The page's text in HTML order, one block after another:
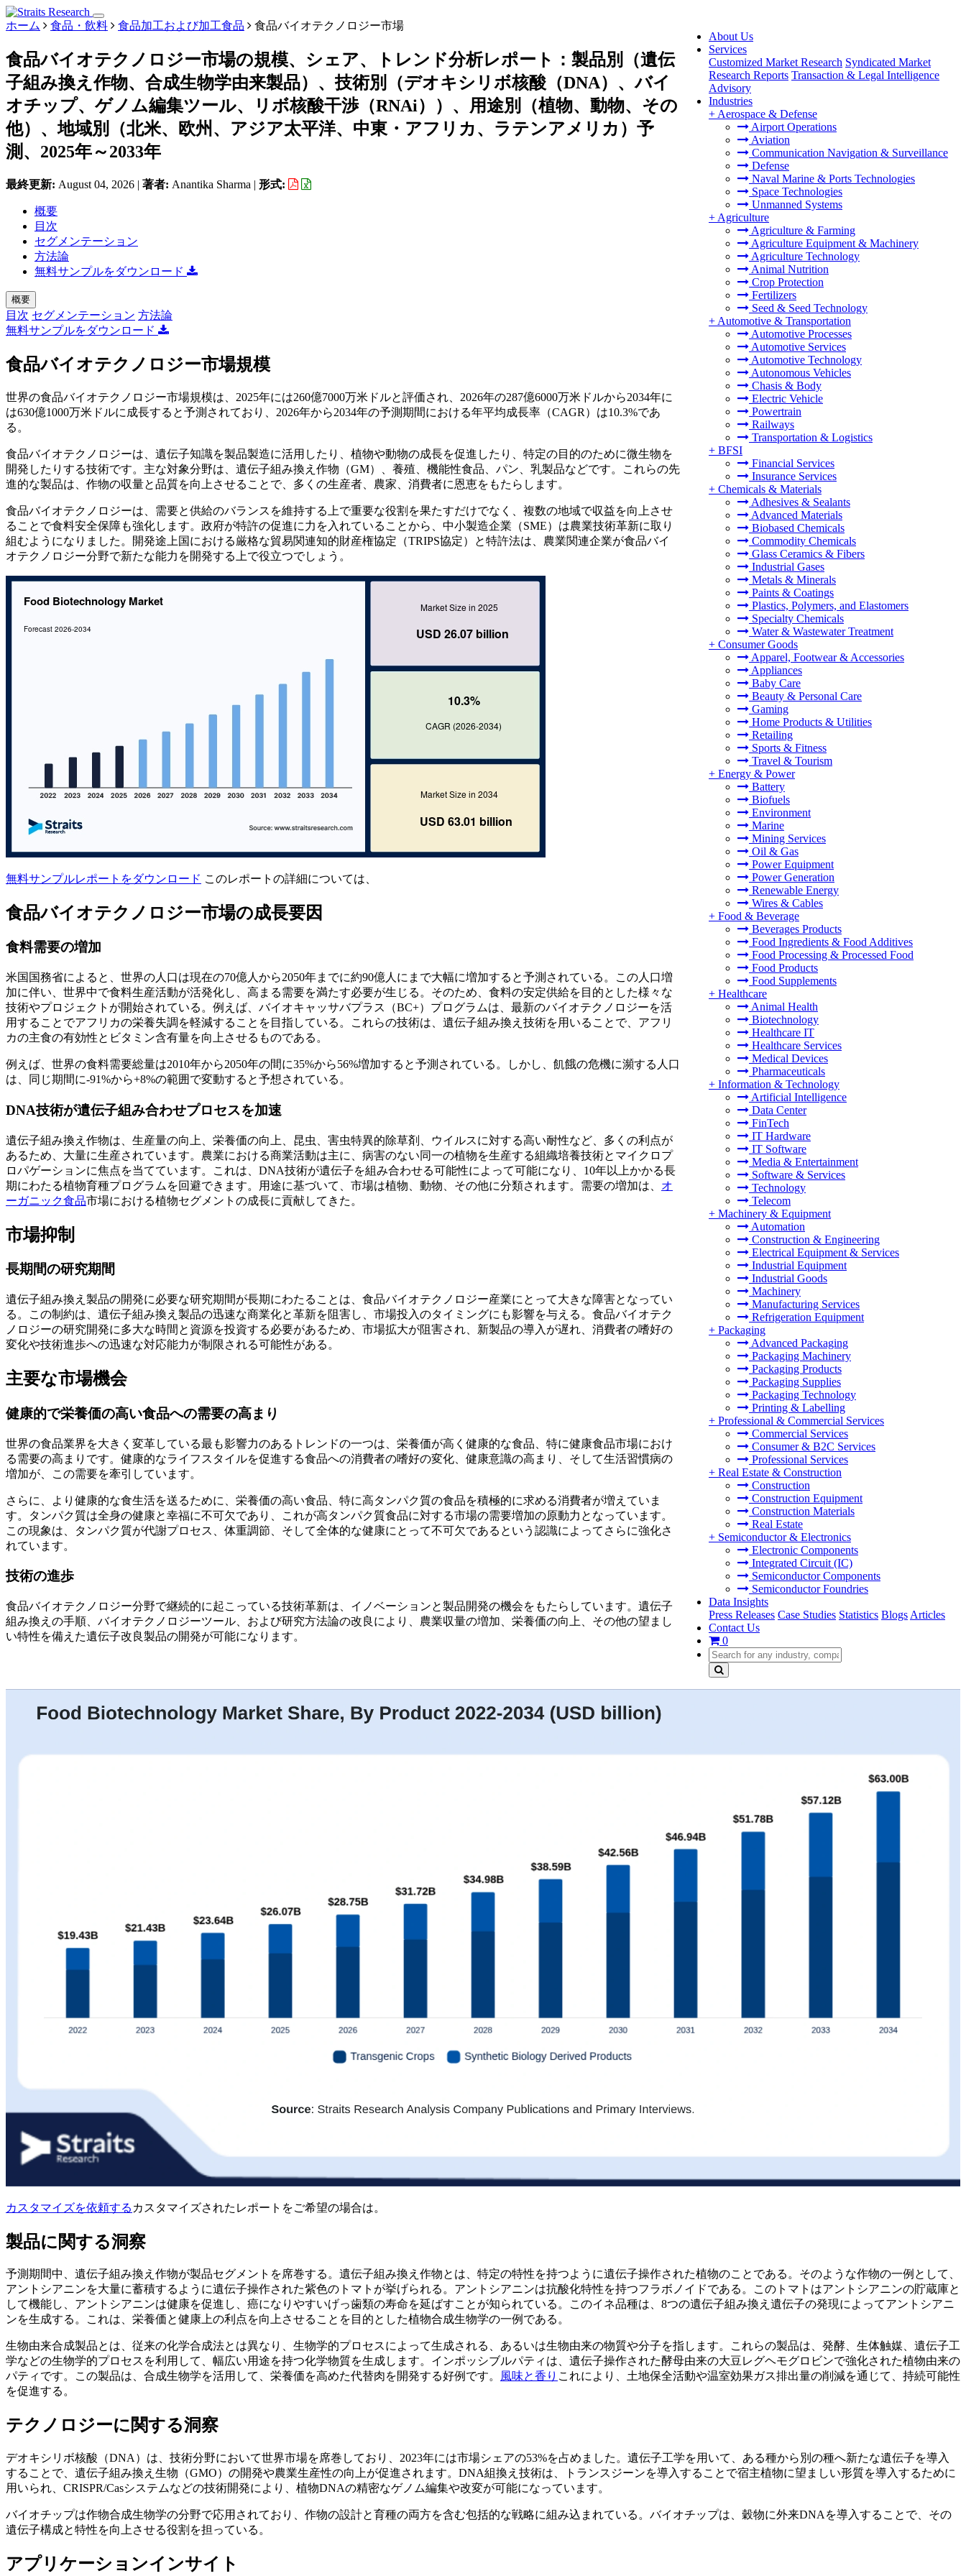
About Us
Services
Customized Market Research Syndicated Market
Research Reports Transaction & Legal Intelligence
Advisory
Industries
+ Aerospace & Defense
Airport Operations
Aviation
Communication Navigation & Surveillance
Defense
Naval Marine & Ports Technologies
Space Technologies
Unmanned Systems
+ Agriculture
Agriculture & Farming
Agriculture Equipment & Machinery
Agriculture Technology
Animal Nutrition
Crop Protection
Fertilizers
Seed & Seed Technology
+ Automotive & Transportation
Automotive Processes
Automotive Services
Automotive Technology
Autonomous Vehicles
Chasis & Body
Electric Vehicle
Powertrain
Railways
Transportation & Logistics
+ BFSI
Financial Services
Insurance Services
+ Chemicals & Materials
Adhesives & Sealants
Advanced Materials
Biobased Chemicals
Commodity Chemicals
Glass Ceramics & Fibers
Industrial Gases
Metals & Minerals
Paints & Coatings
Plastics, Polymers, and Elastomers
Specialty Chemicals
Water & Wastewater Treatment
+ Consumer Goods
Apparel, Footwear & Accessories
Appliances
Baby Care
Beauty & Personal Care
Gaming
Home Products & Utilities
Retailing
Sports & Fitness
Travel & Tourism
+ Energy & Power
Battery
Biofuels
Environment
Marine
Mining Services
Oil & Gas
Power Equipment
Power Generation
Renewable Energy
Wires & Cables
+ Food & Beverage
Beverages Products
Food Ingredients & Food Additives
Food Processing & Processed Food
Food Products
Food Supplements
+ Healthcare
Animal Health
Biotechnology
Healthcare IT
Healthcare Services
Medical Devices
Pharmaceuticals
+ Information & Technology
Artificial Intelligence
Data Center
FinTech
IT Hardware
IT Software
Media & Entertainment
Software & Services
Technology
Telecom
+ Machinery & Equipment
Automation
Construction & Engineering
Electrical Equipment & Services
Industrial Equipment
Industrial Goods
Machinery
Manufacturing Services
Refrigeration Equipment
+ Packaging
Advanced Packaging
Packaging Machinery
Packaging Products
Packaging Supplies
Packaging Technology
Printing & Labelling
+ Professional & Commercial Services
Commercial Services
Consumer & B2C Services
Professional Services
+ Real Estate & Construction
Construction
Construction Equipment
Construction Materials
Real Estate
+ Semiconductor & Electronics
Electronic Components
Integrated Circuit (IC)
Semiconductor Components
Semiconductor Foundries
Data Insights
Press Releases Case Studies Statistics Blogs Articles
Contact Us
0
ホーム 食品・飲料 食品加工および加工食品 食品バイオテクノロジー市場
食品バイオテクノロジー市場の規模、シェア、トレンド分析レポート：製品別（遺伝
子組み換え作物、合成生物学由来製品）、技術別（デオキシリボ核酸（DNA）、バイ
オチップ、ゲノム編集ツール、リボ核酸干渉（RNAi））、用途別（植物、動物、その
他）、地域別（北米、欧州、アジア太平洋、中東・アフリカ、ラテンアメリカ）予
測、2025年～2033年
最終更新: August 04, 2026 | 著者: Anantika Sharma | 形式:
概要
目次
セグメンテーション
方法論
無料サンプルをダウンロード
概要
目次 セグメンテーション 方法論
無料サンプルをダウンロード
食品バイオテクノロジー市場規模
世界の食品バイオテクノロジー市場規模は、2025年には260億7000万米ドルと評価され、2026年の287億6000万米ドルから2034年に
は630億1000万米ドルに成長すると予測されており、2026年から2034年の予測期間における年平均成長率（CAGR）は10.3%であ
る。
食品バイオテクノロジーは、遺伝子知識を製品製造に活用したり、植物や動物の成長を促進したり、特定の目的のために微生物を
開発したりする技術です。主な対象分野は、遺伝子組み換え作物（GM）、養殖、機能性食品、パン、乳製品などです。これらの先
進的な製品は、作物の収量と品質を向上させることで、多くの生産者、農家、消費者に恩恵をもたらします。
食品バイオテクノロジーは、需要と供給のバランスを維持する上で重要な役割を果たすだけでなく、複数の地域で収益を向上させ
ることで食料安全保障も強化します。政府が特許の促進に力を入れていることから、中小製造企業（SME）は農業技術革新に取り
組むようになりました。開発途上国における厳格な貿易関連知的財産権協定（TRIPS協定）と特許法は、農業関連企業が食品バイ
オテクノロジー分野で新たな能力を開発する上で役立つでしょう。
無料サンプルレポートをダウンロード このレポートの詳細については、
食品バイオテクノロジー市場の成長要因
食料需要の増加
米国国務省によると、世界の人口は現在の70億人から2050年までに約90億人にまで大幅に増加すると予測されている。この人口増
加に伴い、世界中で食料生産活動が活発化し、高まる需要を満たす必要が生じる。そのため、食料の安定供給を目的とした様々な
技術やプロジェクトが開始されている。例えば、バイオキャッサバプラス（BC+）プログラムは、最新のバイオテクノロジーを活
用することでアフリカの栄養失調を軽減することを目指している。これらの技術は、遺伝子組み換え技術を用いることで、アフリ
カの主食の有効性とビタミン含有量を向上させるものである。
例えば、世界の食料需要総量は2010年から2050年の間に35%から56%増加すると予測されている。しかし、飢餓の危機に瀕する人口
は、同じ期間に-91%から+8%の範囲で変動すると予想されている。
DNA技術が遺伝子組み合わせプロセスを加速
遺伝子組み換え作物は、生産量の向上、栄養価の向上、昆虫、害虫特異的除草剤、ウイルスに対する高い耐性など、多くの利点が
あるため、大量に生産されています。農業における商業活動は主に、病害のない同一の植物を生産する組織培養技術とマイクロプ
ロパゲーションに焦点を当てています。これは、DNA技術が遺伝子を組み合わせる可能性によって可能になり、10年以上かかる長
期にわたる植物育種プログラムを回避できます。用途に基づいて、市場は植物、動物、その他に分類されます。需要の増加は、 オ
ーガニック食品市場における植物セグメントの成長に貢献してきた。
市場抑制
長期間の研究期間
遺伝子組み換え製品の開発に必要な研究期間が長期にわたることは、食品バイオテクノロジー産業にとって大きな障害となってい
る。この制約は、遺伝子組み換え製品の迅速な商業化と革新を阻害し、市場投入のタイミングにも影響を与える。食品バイオテク
ノロジーの研究開発に多大な時間と資源を投資する必要があるため、市場拡大が阻害され、新製品の導入が遅れ、消費者の嗜好の
変化や技術進歩への迅速な対応能力が制限される可能性がある。
主要な市場機会
健康的で栄養価の高い食品への需要の高まり
世界の食品業界を大きく変革している最も影響力のあるトレンドの一つは、栄養価が高く健康的な食品、特に健康食品市場におけ
る需要の高まりです。健康的なライフスタイルを促進する食品への消費者の嗜好の変化、健康意識の高まり、そして生活習慣病の
増加が、この需要を牽引しています。
さらに、より健康的な食生活を送るために、栄養価の高い食品、特に高タンパク質の食品を積極的に求める消費者が増えていま
す。タンパク質は全身の健康と幸福に不可欠であり、これが高タンパク質食品に対する市場の需要増加の原動力となっています。
この現象は、タンパク質が代謝プロセス、体重調節、そして全体的な健康にとって不可欠であるという認識によってさらに強化さ
れています。
技術の進歩
食品バイオテクノロジー分野で継続的に起こっている技術革新は、イノベーションと製品開発の機会をもたらしています。遺伝子
組み換えの手順、バイオテクノロジーツール、および研究方法論の改良により、農業収量の増加、栄養価の向上、その他の望まし
い特性を備えた遺伝子改良製品の開発が可能になります。
カスタマイズを依頼する カスタマイズされたレポートをご希望の場合は。
製品に関する洞察
予測期間中、遺伝子組み換え作物が製品セグメントを席巻する。遺伝子組み換え作物とは、特定の特性を持つように遺伝子操作された植物のことである。そのような作物の一例として、
アントシアニンを大量に蓄積するように遺伝子操作された紫色のトマトが挙げられる。アントシアニンは抗酸化特性を持つフラボノイドである。このトマトはアントシアニンの貯蔵庫と
して機能し、アントシアニンは健康を促進し、癌になりやすいげっ歯類の寿命を延ばすことが知られている。このイネ品種は、8つの遺伝子組み換え遺伝子の発現によってアントシアニ
ンを生成する。これは、栄養価と健康上の利点を向上させることを目的とした植物合成生物学の一例である。
生物由来合成製品とは、従来の化学合成法とは異なり、生物学的プロセスによって生成される、あるいは生物由来の物質や分子を指します。これらの製品は、発酵、生体触媒、遺伝子工
学などの生物学的プロセスを利用して、幅広い用途を持つ化学物質を生成します。インポッシブルパティは、遺伝子操作された酵母由来の大豆レグヘモグロビンで強化された植物由来の
パティです。この製品は、合成生物学を活用して、栄養価を高めた代替肉を開発する好例です。 風味と香り これにより、土地保全活動や温室効果ガス排出量の削減を通じて、持続可能性
を促進する。
テクノロジーに関する洞察
デオキシリボ核酸（DNA）は、技術分野において世界市場を席巻しており、2023年には市場シェアの53%を占めました。遺伝子工学を用いて、ある種から別の種へ新たな遺伝子を導入
することで、遺伝子組み換え生物（GMO）の開発や農業生産性の向上が促進されます。DNA組換え技術は、トランスジーンを導入することで宿主植物に望ましい形質を導入するために
用いられ、CRISPR/Casシステムなどの技術開発により、植物DNAの精密なゲノム編集や改変が可能になっています。
バイオチップは作物合成生物学の分野で応用されており、作物の設計と育種の両方を含む包括的な戦略に組み込まれている。バイオチップは、穀物に外来DNAを導入することで、その
遺伝子構成と特性を向上させる役割を担っている。
アプリケーションインサイト